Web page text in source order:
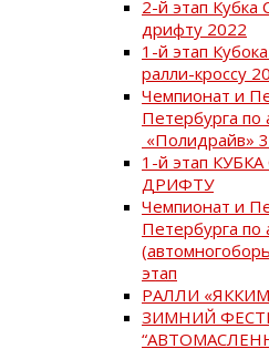
2-й этап Кубка
дрифту 2022
1-й этап
ралли-кроссу
Чемпионат и
Петербурга по
«Полидрайв»
1-й этап
ДРИФТУ
Чемпионат и
Петербурга по
этап
РАЛЛИ
ЗИМНИЙ